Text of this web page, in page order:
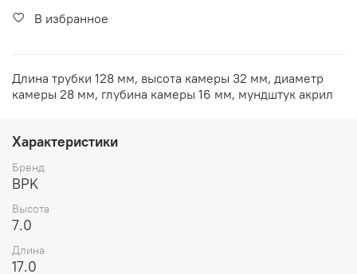
В избранное
Длина трубки 128 мм, высота камеры 32 мм, диаметр
камеры 28 мм, глубина камеры 16 мм, мундштук акрил
Характеристики
Бренд
BPK
Высота
7.0
Длина
17.0